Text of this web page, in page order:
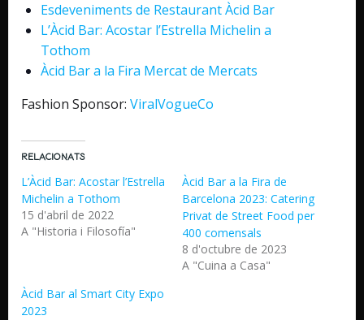
Esdeveniments de Restaurant Àcid Bar
L’Àcid Bar: Acostar l’Estrella Michelin a
Tothom
Àcid Bar a la Fira Mercat de Mercats
Fashion Sponsor: ViralVogueCo
Relacionats
L’Àcid Bar: Acostar l’Estrella
Michelin a Tothom
15 d'abril de 2022
A "Historia i Filosofía"
Àcid Bar a la Fira de
Barcelona 2023: Catering
Privat de Street Food per
400 comensals
8 d'octubre de 2023
A "Cuina a Casa"
Àcid Bar al Smart City Expo
2023